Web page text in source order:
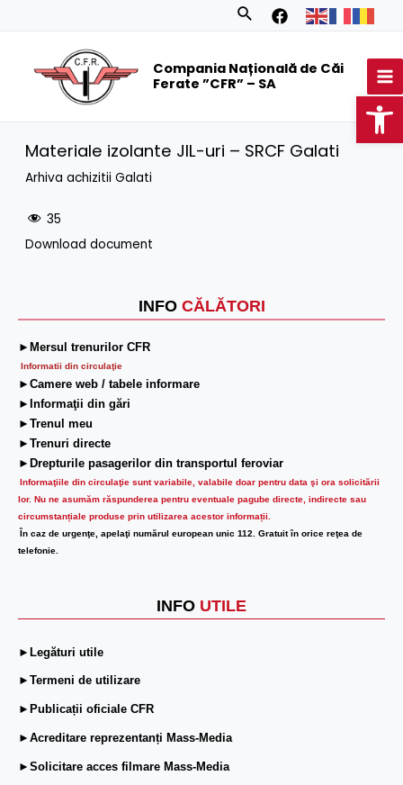
Search
Compania Națională de Căi
Ferate ”CFR” – SA
INFO CĂLĂTORI
►Mersul trenurilor CFR
Informatii din circulaţie
►Camere web / tabele informare
►Informaţii din gări
►Trenul meu
►Trenuri directe
►Drepturile pasagerilor din transportul feroviar
Informaţiile din circulaţie sunt variabile, valabile doar pentru data şi ora solicitării
lor. Nu ne asumăm răspunderea pentru eventuale pagube directe, indirecte sau
circumstanțiale produse prin utilizarea acestor informații.
În caz de urgenţe, apelaţi numărul european unic 112. Gratuit în orice reţea de
telefonie.
INFO UTILE
►Legături utile
►Termeni de utilizare
►Publicații oficiale CFR
►Acreditare reprezentanți Mass-Media
►Solicitare acces filmare Mass-Media
Materiale izolante JIL-uri – SRCF Galati
Arhiva achizitii Galati
35
Download document